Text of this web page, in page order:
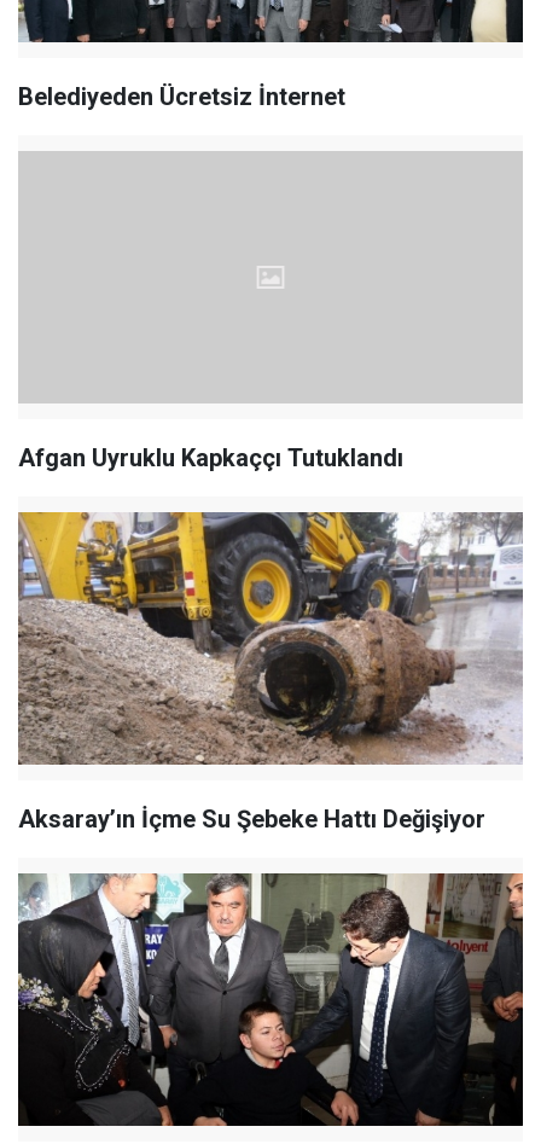
Belediyeden Ücretsiz İnternet
Afgan Uyruklu Kapkaççı Tutuklandı
Aksaray’ın İçme Su Şebeke Hattı Değişiyor